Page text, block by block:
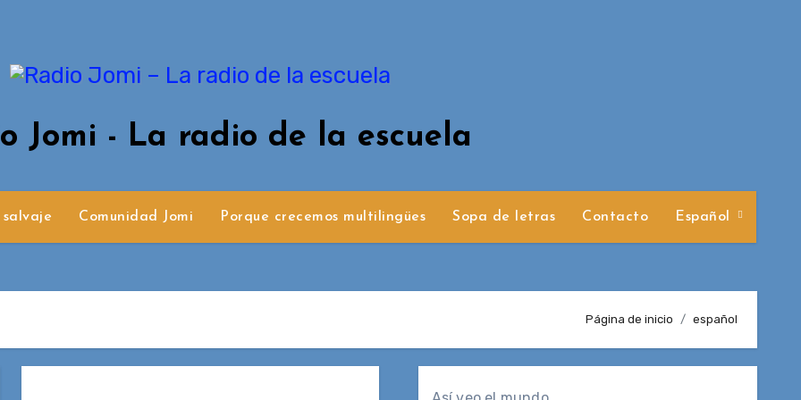
Jomi - La radio de la escuela
salvaje Comunidad Jomi Porque crecemos multilingües Sopa de letras Contacto Español
Página de inicio español